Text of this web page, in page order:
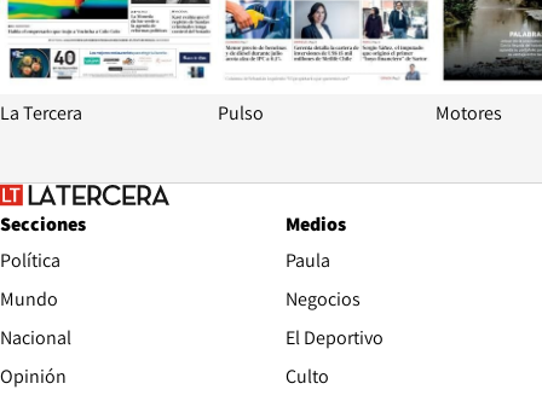
La Tercera Pulso Motores
Secciones
Política
Mundo
Nacional
Opinión
Medios
Paula
Negocios
El Deportivo
Culto